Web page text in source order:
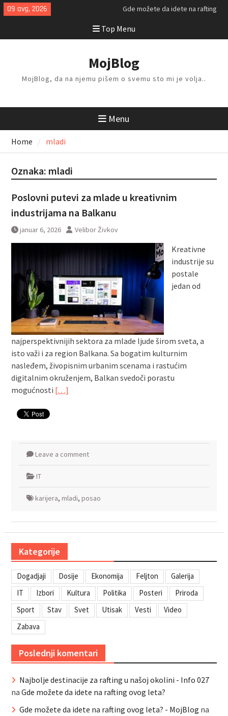
Skip
to
09 avg, 2026
Gde možete da idete na rafting
Kako da isplanirate savršen letnji
odmor?
stvari kod kuće?
Top Menu
MojBlog
MojBlog, da na njemu pišem o svemu sto mi je volja..
Menu
Home mladi
Oznaka: mladi
Poslovni putevi za mlade u kreativnim
industrijama na Balkanu
januar 6, 2026 Velibor Živkov
Kreativne
industrije su
postale
jedan od
najperspektivnijih sektora za mlade ljude širom sveta, a
isto važi i za region Balkana. Sa bogatim kulturnim
nasleđem, živopisnim urbanim scenama i rastućim
digitalnim okruženjem, Balkan svedoči porastu
mogućnosti […]
Leave a comment
IT
karijera, mladi, posao
Kategorije
Dogadjaji Dosije Ekonomija Feljton
Galerija
IT
Izbori Kultura Politika Posteri
Priroda
Sport
Stav Svet Utisak Vesti
Video
Zabava
Poslednji komentari
Najbolje destinacije za rafting u našoj okolini - Info 027
na Gde možete da idete na rafting ovog leta?
Gde možete da idete na rafting ovog leta? - MojBlog na